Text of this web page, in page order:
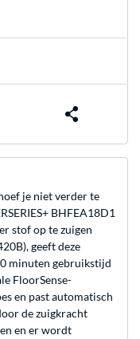
je niet verder te
BHFEA18D1
stof op te zuigen
geeft deze
minuten gebruikstijd
FloorSense-
en past automatisch
de zuigkracht
en er wordt